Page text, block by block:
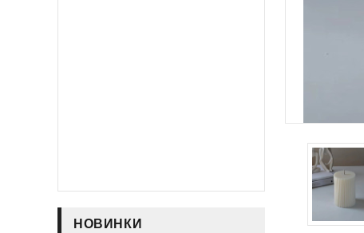
НОВИНКИ